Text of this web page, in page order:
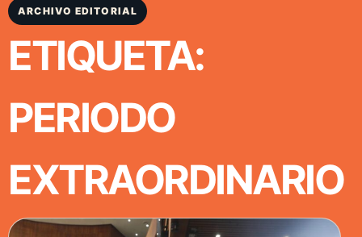
ARCHIVO EDITORIAL
ETIQUETA:
PERIODO
EXTRAORDINARIO